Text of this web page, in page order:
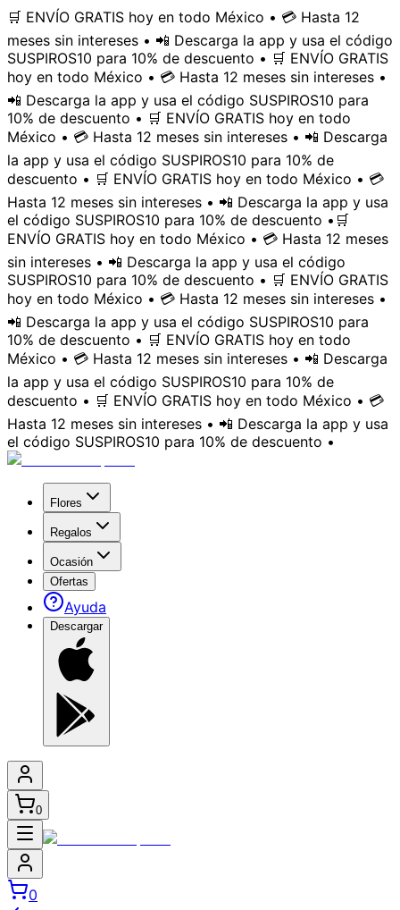
🛒 ENVÍO GRATIS hoy en todo México • 💳 Hasta 12
meses sin intereses • 📲 Descarga la app y usa el código
SUSPIROS10 para 10% de descuento • 🛒 ENVÍO GRATIS
hoy en todo México • 💳 Hasta 12 meses sin intereses •
📲 Descarga la app y usa el código SUSPIROS10 para
10% de descuento • 🛒 ENVÍO GRATIS hoy en todo
México • 💳 Hasta 12 meses sin intereses • 📲 Descarga
la app y usa el código SUSPIROS10 para 10% de
descuento • 🛒 ENVÍO GRATIS hoy en todo México • 💳
Hasta 12 meses sin intereses • 📲 Descarga la app y usa
el código SUSPIROS10 para 10% de descuento • 🛒
ENVÍO GRATIS hoy en todo México • 💳 Hasta 12 meses
sin intereses • 📲 Descarga la app y usa el código
SUSPIROS10 para 10% de descuento • 🛒 ENVÍO GRATIS
hoy en todo México • 💳 Hasta 12 meses sin intereses •
📲 Descarga la app y usa el código SUSPIROS10 para
10% de descuento • 🛒 ENVÍO GRATIS hoy en todo
México • 💳 Hasta 12 meses sin intereses • 📲 Descarga
la app y usa el código SUSPIROS10 para 10% de
descuento • 🛒 ENVÍO GRATIS hoy en todo México • 💳
Hasta 12 meses sin intereses • 📲 Descarga la app y usa
el código SUSPIROS10 para 10% de descuento •
Flores
Regalos
Ocasión
Ofertas
Ayuda
Descargar
0
0